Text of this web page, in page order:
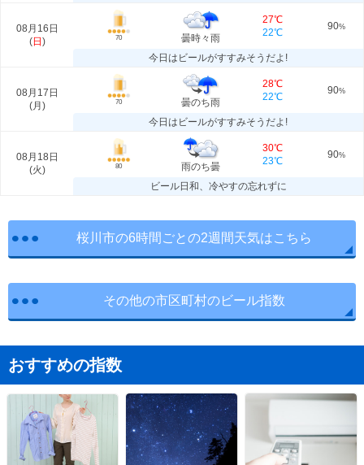
08月16日
(日 ) 70 曇時々雨
27℃
22℃
90%
今日はビールがすすみそうだよ!
08月17日
(月 ) 70 曇のち雨
28℃
22℃
90%
今日はビールがすすみそうだよ!
08月18日
(火) 80 雨のち曇
30℃
23℃
90%
ビール日和、冷やすの忘れずに
桜川市の6時間ごとの2週間天気はこちら
その他の市区町村のビール指数
おすすめの指数